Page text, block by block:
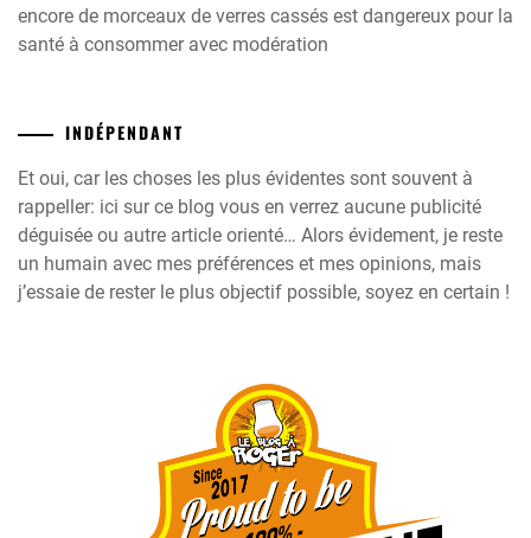
encore de morceaux de verres cassés est dangereux pour la
santé à consommer avec modération
INDÉPENDANT
Et oui, car les choses les plus évidentes sont souvent à
rappeller: ici sur ce blog vous en verrez aucune publicité
déguisée ou autre article orienté… Alors évidement, je reste
un humain avec mes préférences et mes opinions, mais
j’essaie de rester le plus objectif possible, soyez en certain !